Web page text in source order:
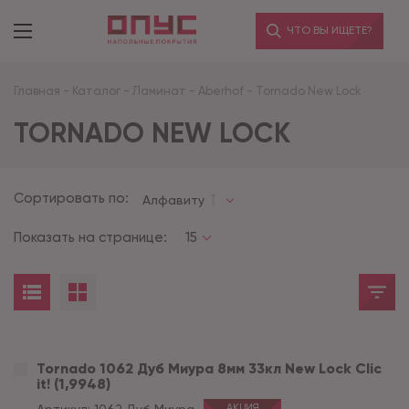
ЧТО ВЫ ИЩЕТЕ?
Главная - Каталог - Ламинат - Aberhof - Tornado New Lock
TORNADO NEW LOCK
Сортировать по: Алфавиту
Показать на странице: 15
Tornado 1062 Дуб Миура 8мм 33кл New Lock Clic
it! (1,9948)